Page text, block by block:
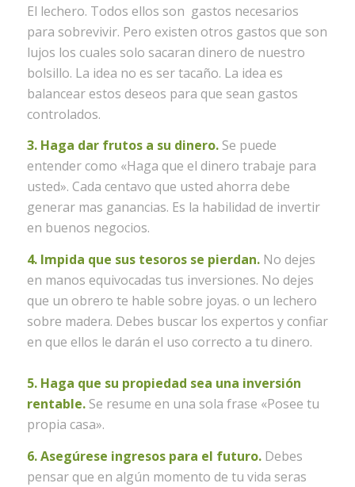
El lechero. Todos ellos son gastos necesarios
para sobrevivir. Pero existen otros gastos que son
lujos los cuales solo sacaran dinero de nuestro
bolsillo. La idea no es ser tacaño. La idea es
balancear estos deseos para que sean gastos
controlados.
3. Haga dar frutos a su dinero.Se puede
entender como «Haga que el dinero trabaje para
usted». Cada centavo que usted ahorra debe
generar mas ganancias. Es la habilidad de invertir
en buenos negocios.
4. Impida que sus tesoros se pierdan. No dejes
en manos equivocadas tus inversiones. No dejes
que un obrero te hable sobre joyas. o un lechero
sobre madera. Debes buscar los expertos y confiar
en que ellos le darán el uso correcto a tu dinero.
5. Haga que su propiedad sea una inversión
rentable. Se resume en una sola frase «Posee tu
propia casa».
6. Asegúrese ingresos para el futuro.Debes
pensar que en algún momento de tu vida seras